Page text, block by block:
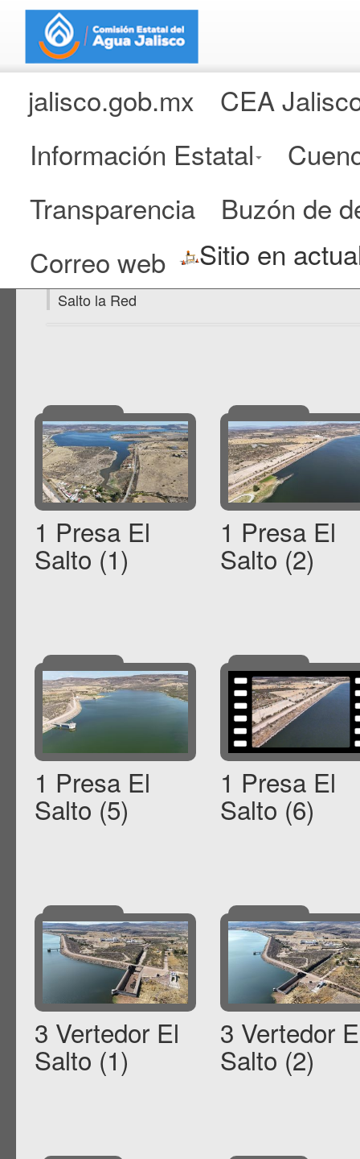
jalisco.gob.mx
CEA
Información Estatal
Transparencia
Buzón de
Correo web
Sitio en
Memoria Fotográfica
En el presente espacio se encuentran
Salto la Red
1 Presa El
Salto (1)
1 Presa El
Salto (2)
1 Presa El
Salto (5)
1 Presa El
Salto (6)
3 Vertedor El
Salto (1)
3 Vertedor
Salto (2)